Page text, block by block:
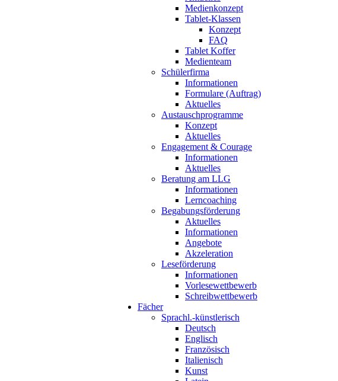
Medienkonzept
Tablet-Klassen
Konzept
FAQ
Tablet Koffer
Medienteam
Schülerfirma
Informationen
Formulare (Auftrag)
Aktuelles
Austauschprogramme
Konzept
Aktuelles
Engagement & Courage
Informationen
Aktuelles
Beratung am LLG
Informationen
Lerncoaching
Begabungsförderung
Aktuelles
Informationen
Angebote
Akzeleration
Leseförderung
Informationen
Vorlesewettbewerb
Schreibwettbewerb
Fächer
Sprachl.-künstlerisch
Deutsch
Englisch
Französisch
Italienisch
Kunst